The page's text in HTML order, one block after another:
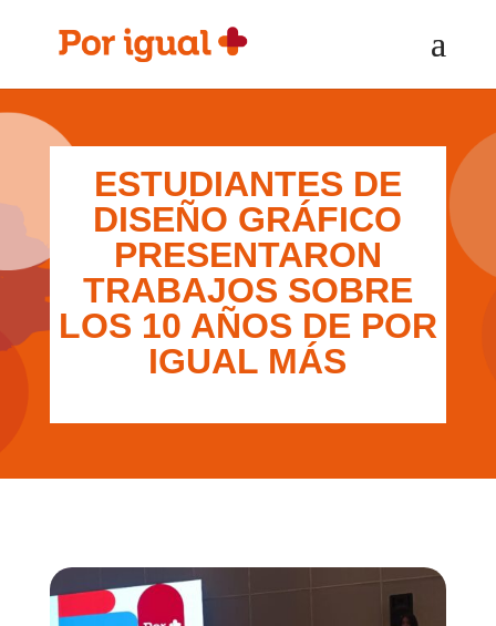
contenido
navegación
ESTUDIANTES DE
DISEÑO GRÁFICO
PRESENTARON
TRABAJOS SOBRE
LOS 10 AÑOS DE POR
IGUAL MÁS